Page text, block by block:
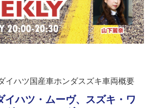
イハツ国産車ホンダスズキ車両概要
イハツ・ムーヴ、スズキ・ワ